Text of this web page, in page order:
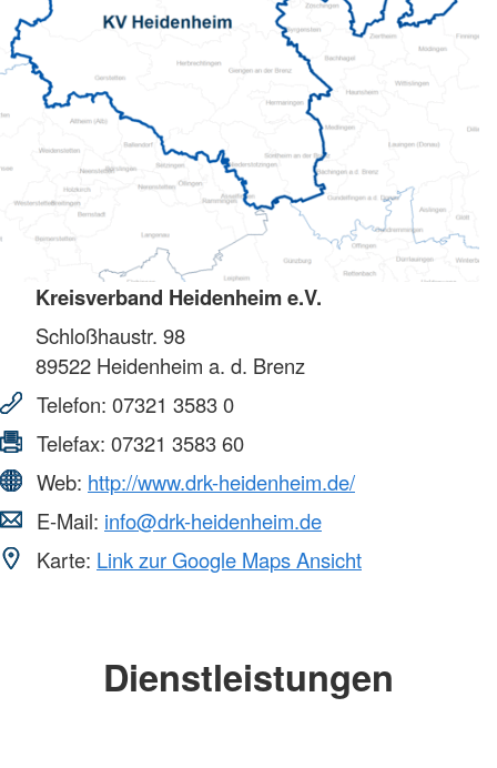
Kreisverband Heidenheim e.V.
Schloßhaustr. 98
89522 Heidenheim a. d. Brenz
Telefon: 07321 3583 0
Telefax: 07321 3583 60
Web: http://www.drk-heidenheim.de/
E-Mail: info@drk-heidenheim.de
Karte: Link zur Google Maps Ansicht
Dienstleistungen